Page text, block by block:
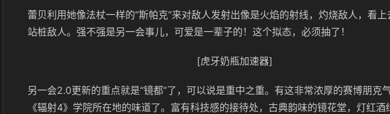
蕾贝利用她像法杖一样的“斯帕克”来对敌人发射出像是火焰的射线，灼烧敌人，看
站桩敌人。强不强是另一会事儿，可爱是一辈子的！这个拟态，必须抽了！
[虎牙奶瓶加速器]
另一会2.0更新的重点就是“镜都”了，可以说是重中之重。有这非常浓厚的赛博朋克
《辐射4》学院所在地的味道了。富有科技感的接待处，古典韵味的镜花堂，灯红酒